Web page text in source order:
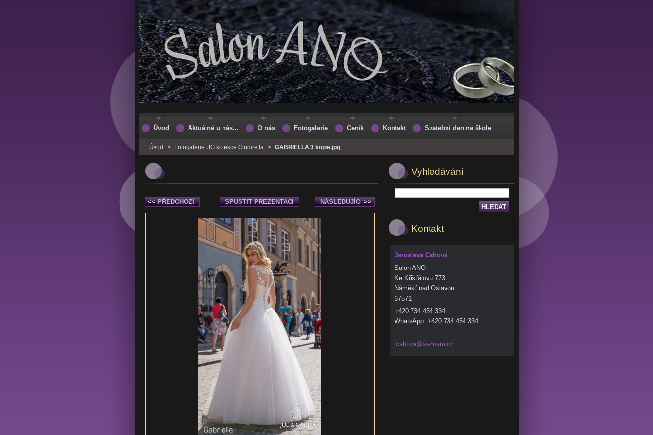
Úvod > Fotogalerie: JG kolekce Cindirella > GABRIELLA 3 kopie.jpg
<< PŘEDCHOZÍ SPUSTIT PREZENTACI NÁSLEDUJÍCÍ >>
Vyhledávání
Kontakt
Jaroslava Cahová
Salon ANO
Ke Křišťálovu 773
Náměšť nad Oslavou
67571
+420 734 454 334
WhatsApp: +420 734 454 334
jcahova@seznam.cz
Úvod Aktuálně u nás... O nás Fotogalerie Ceník Kontakt Svatební den na škole